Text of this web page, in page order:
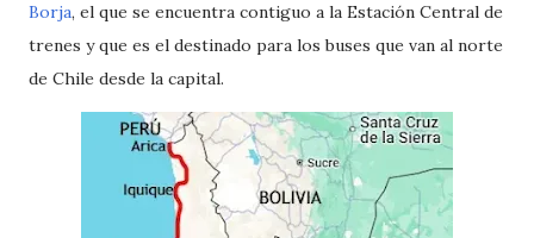
Borja, el que se encuentra contiguo a la Estación Central de
trenes y que es el destinado para los buses que van al norte
de Chile desde la capital.